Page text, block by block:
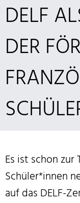
DELF
DER
Es ist schon
Schüler*innen
auf das DELF-